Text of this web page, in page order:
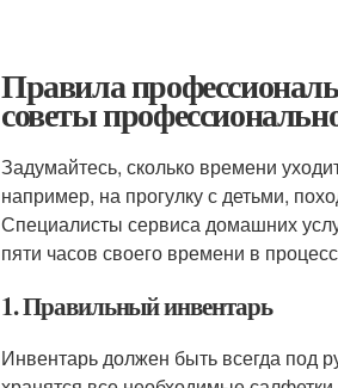
Правила
советы
Задумайтесь, сколько времени
например, на прогулку с детьми,
Специалисты сервиса домашних
пяти часов своего времени в
1. Правильный инвентарь
Инвентарь должен быть всегда под